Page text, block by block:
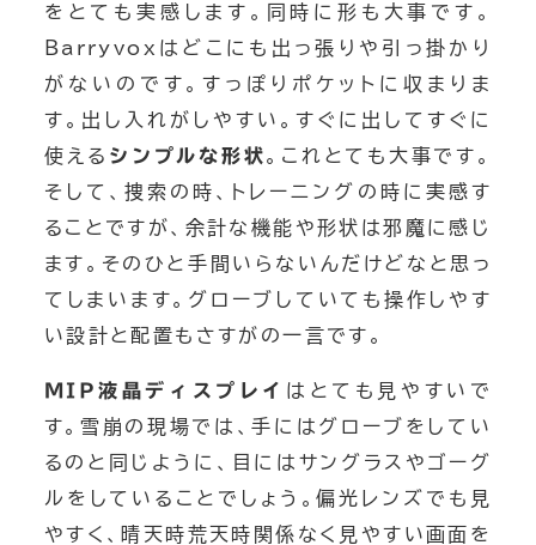
をとても実感します。同時に形も大事です。
Barryvoxはどこにも出っ張りや引っ掛かり
がないのです。すっぽりポケットに収まりま
す。出し入れがしやすい。すぐに出してすぐに
使える シンプルな形状。これとても大事です。
そして、捜索の時、トレーニングの時に実感す
ることですが、余計な機能や形状は邪魔に感じ
ます。そのひと手間いらないんだけどなと思っ
てしまいます。グローブしていても操作しやす
い設計と配置もさすがの一言です。
MIP液晶ディスプレイ はとても見やすいで
す。雪崩の現場では、手にはグローブをしてい
るのと同じように、目にはサングラスやゴーグ
ルをしていることでしょう。偏光レンズでも見
やすく、晴天時荒天時関係なく見やすい画面を